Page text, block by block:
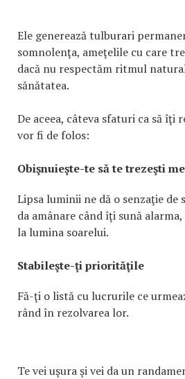
Ele generează tulburari
somnolenţa, ameţelile cu care
dacă nu respectăm ritmul
sănătatea.
De aceea, câteva sfaturi ca să
vor fi de folos:
Obişnuieşte-te să te trezeşti
Lipsa luminii ne dă o senzaţie de
da amânare când îţi sună
la lumina soarelui.
Stabileşte-ţi priorităţile
Fă-ţi o listă cu lucrurile ce
rând în rezolvarea lor.
Te vei uşura şi vei da un